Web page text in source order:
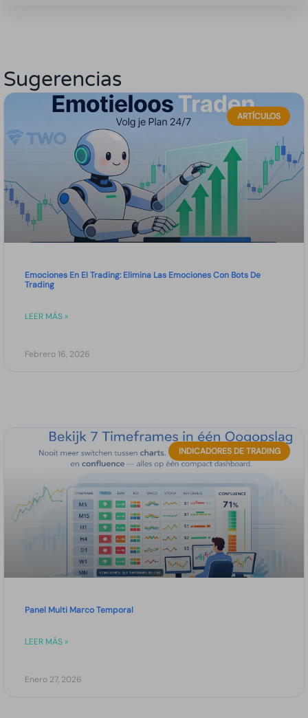
Sugerencias
ARTÍCULOS
Emociones En El Trading: Elimina Las Emociones Con Bots De
Trading
LEER MÁS »
Febrero 16, 2026
INDICADORES DE TRADING
Panel Multi Marco Temporal
LEER MÁS »
Enero 27, 2026